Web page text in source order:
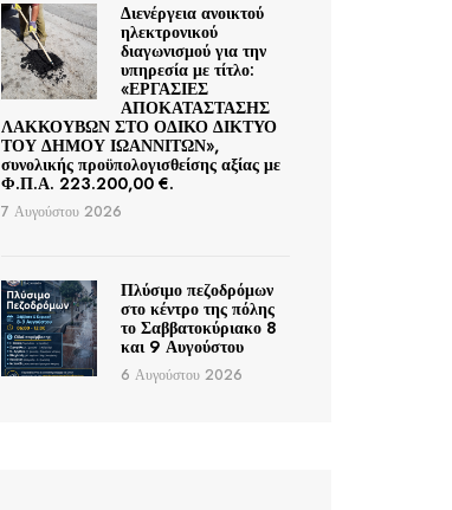
Διενέργεια ανοικτού
ηλεκτρονικού
διαγωνισμού για την
υπηρεσία με τίτλο:
«ΕΡΓΑΣΙΕΣ
ΑΠΟΚΑΤΑΣΤΑΣΗΣ
ΛΑΚΚΟΥΒΩΝ ΣΤΟ ΟΔΙΚΟ ΔΙΚΤΥΟ
ΤΟΥ ΔΗΜΟΥ ΙΩΑΝΝΙΤΩΝ»,
συνολικής προϋπολογισθείσης αξίας με
Φ.Π.Α. 223.200,00 €.
7 Αυγούστου 2026
Πλύσιμο πεζοδρόμων
στο κέντρο της πόλης
το Σαββατοκύριακο 8
και 9 Αυγούστου
6 Αυγούστου 2026